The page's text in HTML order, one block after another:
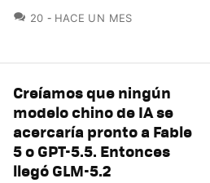
20 COMENTARIOS
HACE UN MES
Creíamos que ningún
modelo chino de IA se
acercaría pronto a Fable
5 o GPT-5.5. Entonces
llegó GLM-5.2